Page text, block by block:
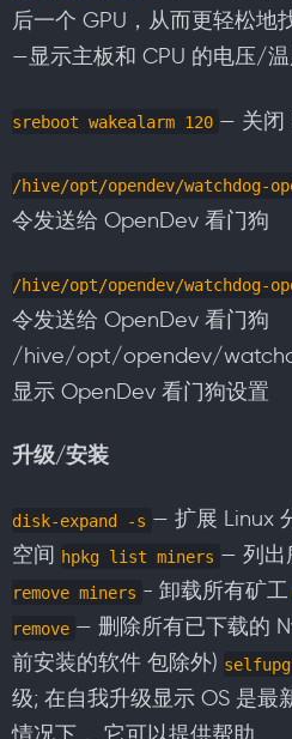
后一个 GPU，从而更轻松地
—显示主板和 CPU 的电压/
sreboot wakealarm 120 — 关闭
/hive/opt/opendev/watchdog-
令发送给 OpenDev 看门狗
/hive/opt/opendev/watchdog-
令发送给 OpenDev 看门狗
/hive/opt/opendev/
显示 OpenDev 看门狗设置
升级/安装
disk-expand -s — 扩展 Linux
空间 hpkg list miners — 列出
remove miners - 卸载所有矿工
remove — 删除所有已下载的
前安装的软件 包除外)
级; 在自我升级显示 OS 是最